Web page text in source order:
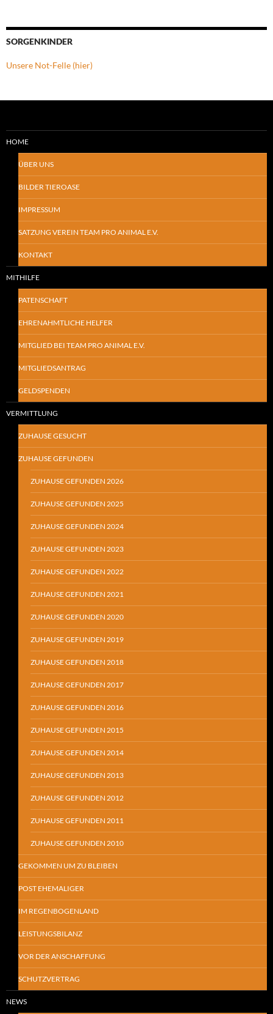
SORGENKINDER
Unsere Not-Felle (hier)
HOME
ÜBER UNS
BILDER TIEROASE
IMPRESSUM
SATZUNG VEREIN TEAM PRO ANIMAL E.V.
KONTAKT
MITHILFE
PATENSCHAFT
EHRENAHMTLICHE HELFER
MITGLIED BEI TEAM PRO ANIMAL E.V.
MITGLIEDSANTRAG
GELDSPENDEN
VERMITTLUNG
ZUHAUSE GESUCHT
ZUHAUSE GEFUNDEN
ZUHAUSE GEFUNDEN 2026
ZUHAUSE GEFUNDEN 2025
ZUHAUSE GEFUNDEN 2024
ZUHAUSE GEFUNDEN 2023
ZUHAUSE GEFUNDEN 2022
ZUHAUSE GEFUNDEN 2021
ZUHAUSE GEFUNDEN 2020
ZUHAUSE GEFUNDEN 2019
ZUHAUSE GEFUNDEN 2018
ZUHAUSE GEFUNDEN 2017
ZUHAUSE GEFUNDEN 2016
ZUHAUSE GEFUNDEN 2015
ZUHAUSE GEFUNDEN 2014
ZUHAUSE GEFUNDEN 2013
ZUHAUSE GEFUNDEN 2012
ZUHAUSE GEFUNDEN 2011
ZUHAUSE GEFUNDEN 2010
GEKOMMEN UM ZU BLEIBEN
POST EHEMALIGER
IM REGENBOGENLAND
LEISTUNGSBILANZ
VOR DER ANSCHAFFUNG
SCHUTZVERTRAG
NEWS